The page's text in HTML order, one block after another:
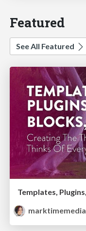
Featured
See All Featured
marktimemedia